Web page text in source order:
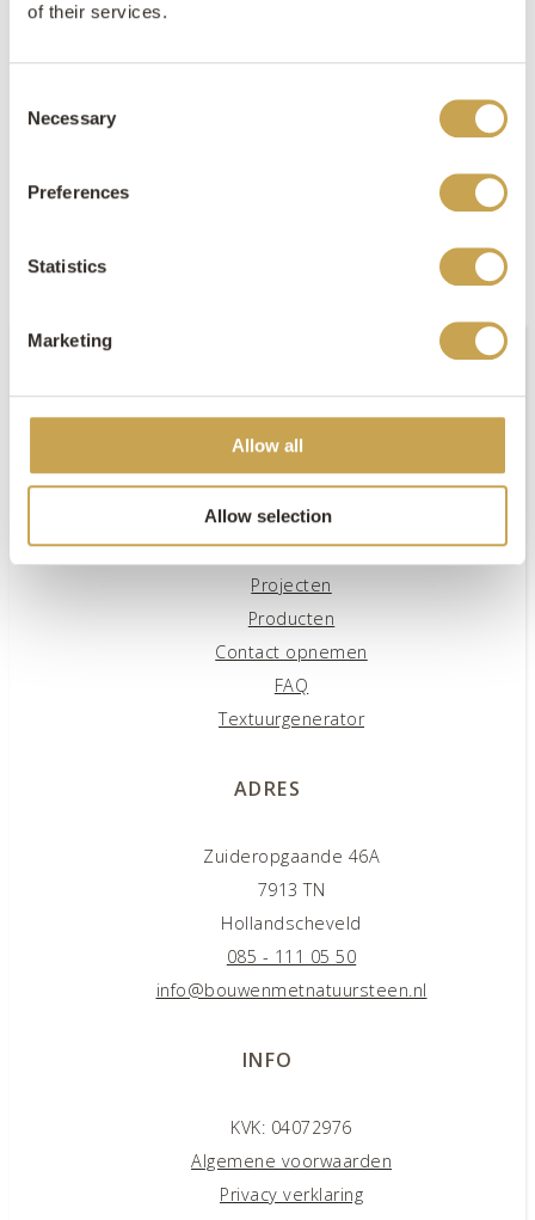
of their services.
Selection
Necessary
Preferences
Statistics
Marketing
Allow all
Allow selection
Landgoed de Houberg
PAGINA'S
Offerte aanvragen
Inspiratieboek aanvragen
Projecten
Producten
Contact opnemen
FAQ
Textuurgenerator
ADRES
Zuideropgaande 46A
7913 TN
Hollandscheveld
085 - 111 05 50
info@bouwenmetnatuursteen.nl
INFO
KVK: 04072976
Algemene voorwaarden
Privacy verklaring